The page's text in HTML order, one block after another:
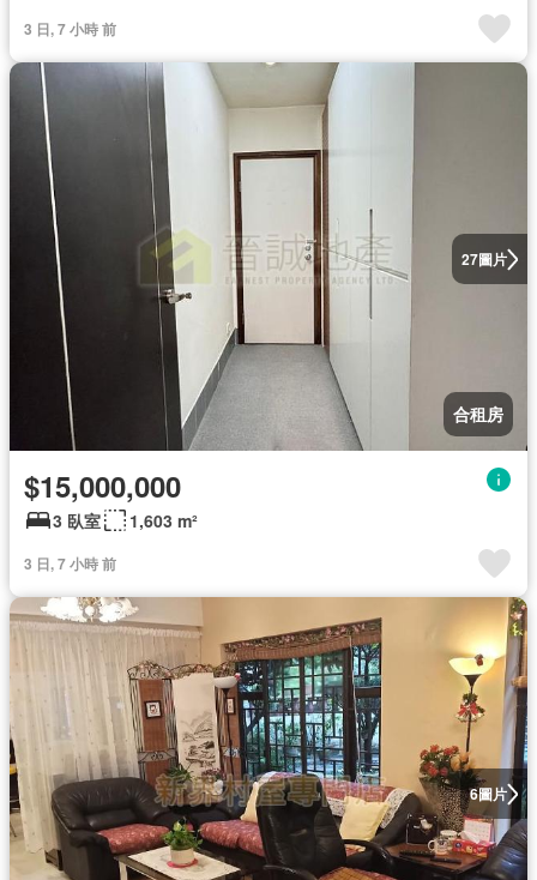
3 日, 7 小時 前
27圖片
合租房
$15,000,000
3 臥室 1,603 m²
3 日, 7 小時 前
6圖片